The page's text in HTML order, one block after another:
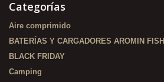
Categorías
Aire comprimido
BATERÍAS Y CARGADORES AROMIN FISH
BLACK FRIDAY
Camping